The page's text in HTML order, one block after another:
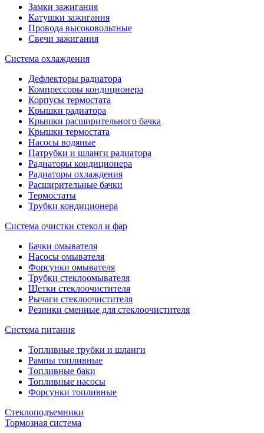
Замки зажигания
Катушки зажигания
Провода высоковольтные
Свечи зажигания
Система охлаждения
Дефлекторы радиатора
Компрессоры кондиционера
Корпусы термостата
Крышки радиатора
Крышки расширительного бачка
Крышки термостата
Насосы водяные
Патрубки и шланги радиатора
Радиаторы кондиционера
Радиаторы охлаждения
Расширительные бачки
Термостаты
Трубки кондиционера
Система очистки стекол и фар
Бачки омывателя
Насосы омывателя
Форсунки омывателя
Трубки стеклоомывателя
Щетки стеклоочистителя
Рычаги стеклоочистителя
Резинки сменные для стеклоочистителя
Система питания
Топливные трубки и шланги
Рампы топливные
Топливные баки
Топливные насосы
Форсунки топливные
Стеклоподъемники
Тормозная система